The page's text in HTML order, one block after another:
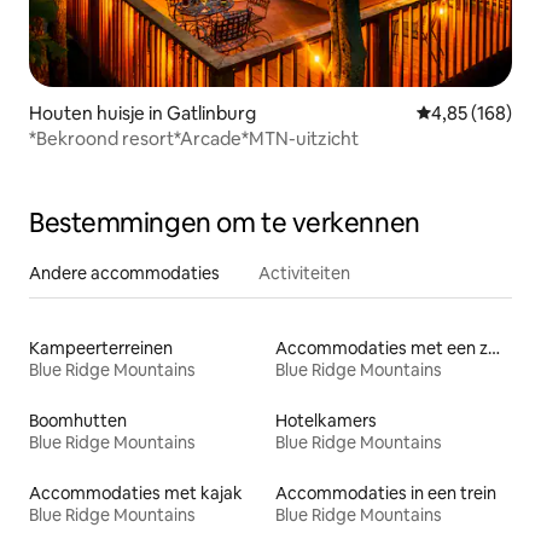
Houten huisje in Gatlinburg Gemiddelde
4,85 (168)
*Bekroond resort*Arcade*MTN-uitzicht
Bestemmingen om te verkennen
Andere accommodaties Activiteiten
Kampeerterreinen
Blue Ridge Mountains
Accommodaties met een zwembad
Blue Ridge Mountains
Boomhutten
Blue Ridge Mountains
Hotelkamers
Blue Ridge Mountains
Accommodaties met kajak
Blue Ridge Mountains
Accommodaties in een trein
Blue Ridge Mountains